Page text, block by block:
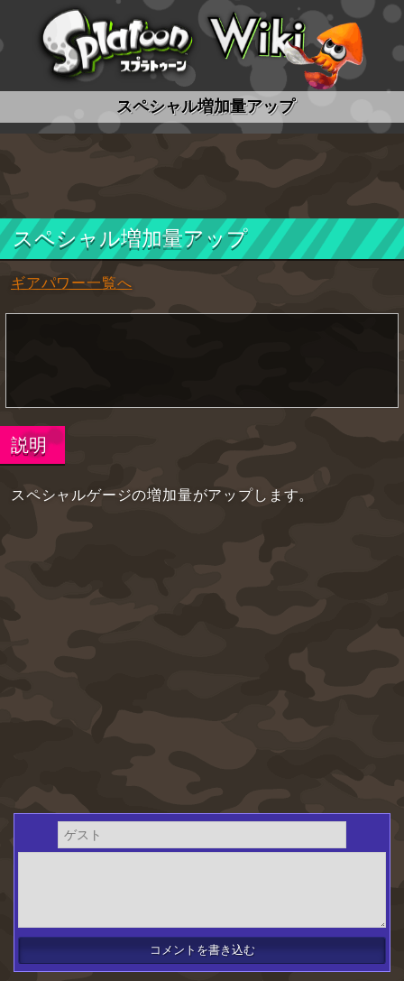
スプラトゥーン wiki
スペシャル増加量アップ
スペシャル増加量アップ
ギアパワー一覧へ
説明
スペシャルゲージの増加量がアップします。